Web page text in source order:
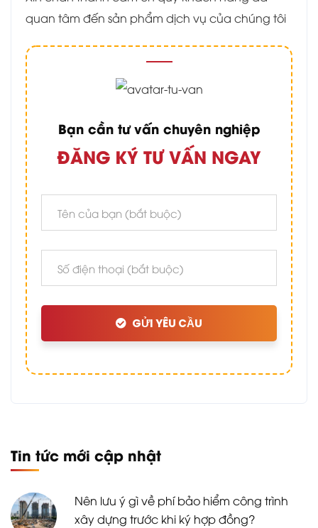
quan tâm đến sản phẩm dịch vụ của chúng tôi
Bạn cần tư vấn chuyên nghiệp
ĐĂNG KÝ TƯ VẤN NGAY
GỬI YÊU CẦU
Tin tức mới cập nhật
Nên lưu ý gì về phí bảo hiểm công trình
xây dựng trước khi ký hợp đồng?